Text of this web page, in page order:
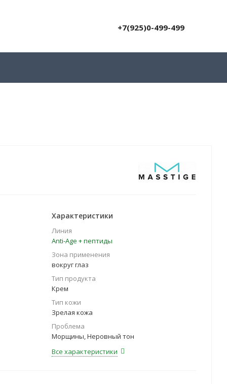
+7(925)0-499-499
Характеристики
Линия
Anti-Age + пептиды
Зона применения
вокруг глаз
Тип продукта
Крем
Тип кожи
Зрелая кожа
Проблема
Морщины, Неровный тон
Все характеристики